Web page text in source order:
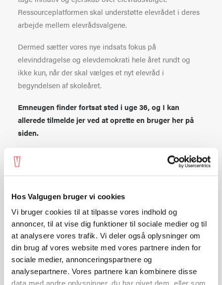
Hos Valgugen bruger vi cookies
Vi bruger cookies til at tilpasse vores indhold og
annoncer, til at vise dig funktioner til sociale medier og til
at analysere vores trafik. Vi deler også oplysninger om
din brug af vores website med vores partnere inden for
sociale medier, annonceringspartnere og
analysepartnere. Vores partnere kan kombinere disse
Ressourceplatformen skal understøtte elevrådet i deres
arbejde mellem elevrådsvalgene.
Dermed sætter vores nye indsats fokus på
elevinddragelse og elevdemokrati hele året rundt og
ikke kun, når der skal vælges et nyt elevråd i
begyndelsen af skoleåret.
Emneugen finder fortsat sted i uge 36, og I kan
allerede tilmelde jer ved at oprette en bruger her på
siden.
Læs mere om Valgugens tre aktiviteter nedenfor.
Valgobservatør-
uddannelsen
Valgobservatøruddannelsen er for elever i
0.-8. klasse, som har lyst til at være
frontløbere for demokratiske elevrådsvalg i